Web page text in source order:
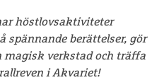
höstlovsaktiviteter
spännande berättelser, gör
magisk verkstad och träffa
i Akvariet!